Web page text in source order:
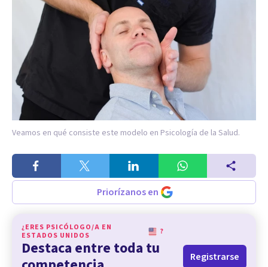
Veamos en qué consiste este modelo en Psicología de la Salud.
Priorízanos en
¿ERES PSICÓLOGO/A EN
ESTADOS UNIDOS
?
Destaca entre toda tu
Registrarse